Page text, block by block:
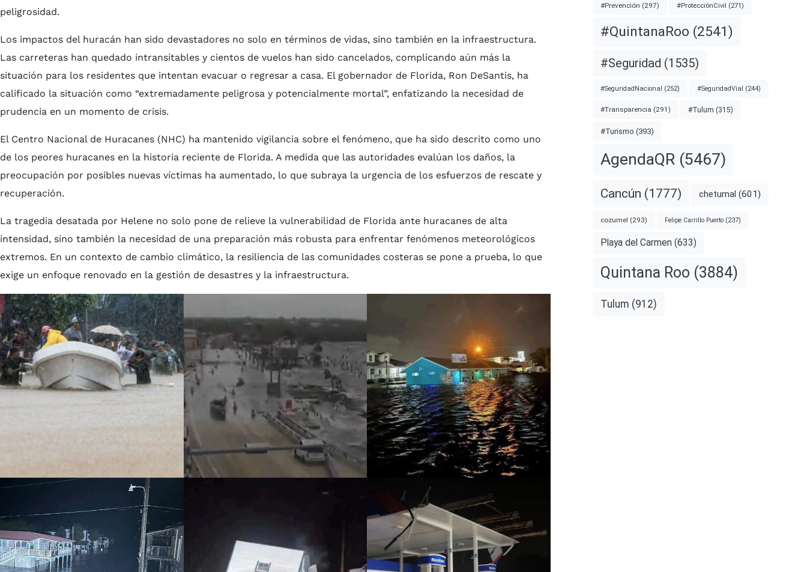
peligrosidad.
Los impactos del huracán han sido devastadores no solo en términos de vidas, sino también en la infraestructura.
Las carreteras han quedado intransitables y cientos de vuelos han sido cancelados, complicando aún más la
situación para los residentes que intentan evacuar o regresar a casa. El gobernador de Florida, Ron DeSantis, ha
calificado la situación como “extremadamente peligrosa y potencialmente mortal”, enfatizando la necesidad de
prudencia en un momento de crisis.
El Centro Nacional de Huracanes (NHC) ha mantenido vigilancia sobre el fenómeno, que ha sido descrito como uno
de los peores huracanes en la historia reciente de Florida. A medida que las autoridades evalúan los daños, la
preocupación por posibles nuevas víctimas ha aumentado, lo que subraya la urgencia de los esfuerzos de rescate y
recuperación.
La tragedia desatada por Helene no solo pone de relieve la vulnerabilidad de Florida ante huracanes de alta
intensidad, sino también la necesidad de una preparación más robusta para enfrentar fenómenos meteorológicos
extremos. En un contexto de cambio climático, la resiliencia de las comunidades costeras se pone a prueba, lo que
exige un enfoque renovado en la gestión de desastres y la infraestructura.
#Prevención (297) #ProtecciónCivil (271)
#QuintanaRoo (2541)
#Seguridad (1535)
#SeguridadNacional (252) #SeguridadVial (244)
#Transparencia (291) #Tulum (315)
#Turismo (393)
AgendaQR(5467)
Cancún (1777) chetumal (601)
cozumel (293) Felipe Carrillo Puerto(237)
Playa del Carmen (633)
Quintana Roo (3884)
Tulum (912)